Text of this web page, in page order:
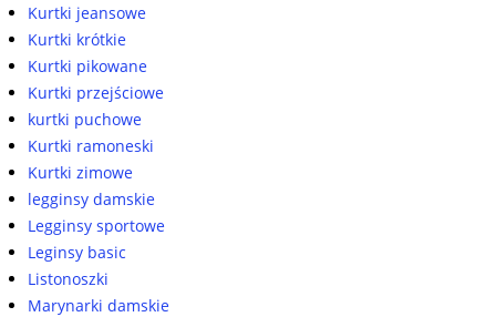
Kurtki jeansowe
Kurtki krótkie
Kurtki pikowane
Kurtki przejściowe
kurtki puchowe
Kurtki ramoneski
Kurtki zimowe
legginsy damskie
Legginsy sportowe
Leginsy basic
Listonoszki
Marynarki damskie